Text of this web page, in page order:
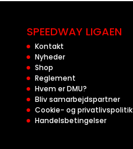
SPEEDWAY LIGAEN
Kontakt
Nyheder
Shop
Reglement
Hvem er DMU?
Bliv samarbejdspartner
Cookie- og privatlivspolitik
Handelsbetingelser